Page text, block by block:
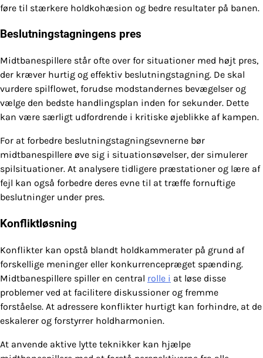
føre til stærkere holdkohæsion og bedre resultater på banen.
Beslutningstagningens pres
Midtbanespillere står ofte over for situationer med højt pres,
der kræver hurtig og effektiv beslutningstagning. De skal
vurdere spilflowet, forudse modstandernes bevægelser og
vælge den bedste handlingsplan inden for sekunder. Dette
kan være særligt udfordrende i kritiske øjeblikke af kampen.
For at forbedre beslutningstagningsevnerne bør
midtbanespillere øve sig i situationsøvelser, der simulerer
spilsituationer. At analysere tidligere præstationer og lære af
fejl kan også forbedre deres evne til at træffe fornuftige
beslutninger under pres.
Konfliktløsning
Konflikter kan opstå blandt holdkammerater på grund af
forskellige meninger eller konkurrencepræget spænding.
Midtbanespillere spiller en central rolle i at løse disse
problemer ved at facilitere diskussioner og fremme
forståelse. At adressere konflikter hurtigt kan forhindre, at de
eskalerer og forstyrrer holdharmonien.
At anvende aktive lytte teknikker kan hjælpe